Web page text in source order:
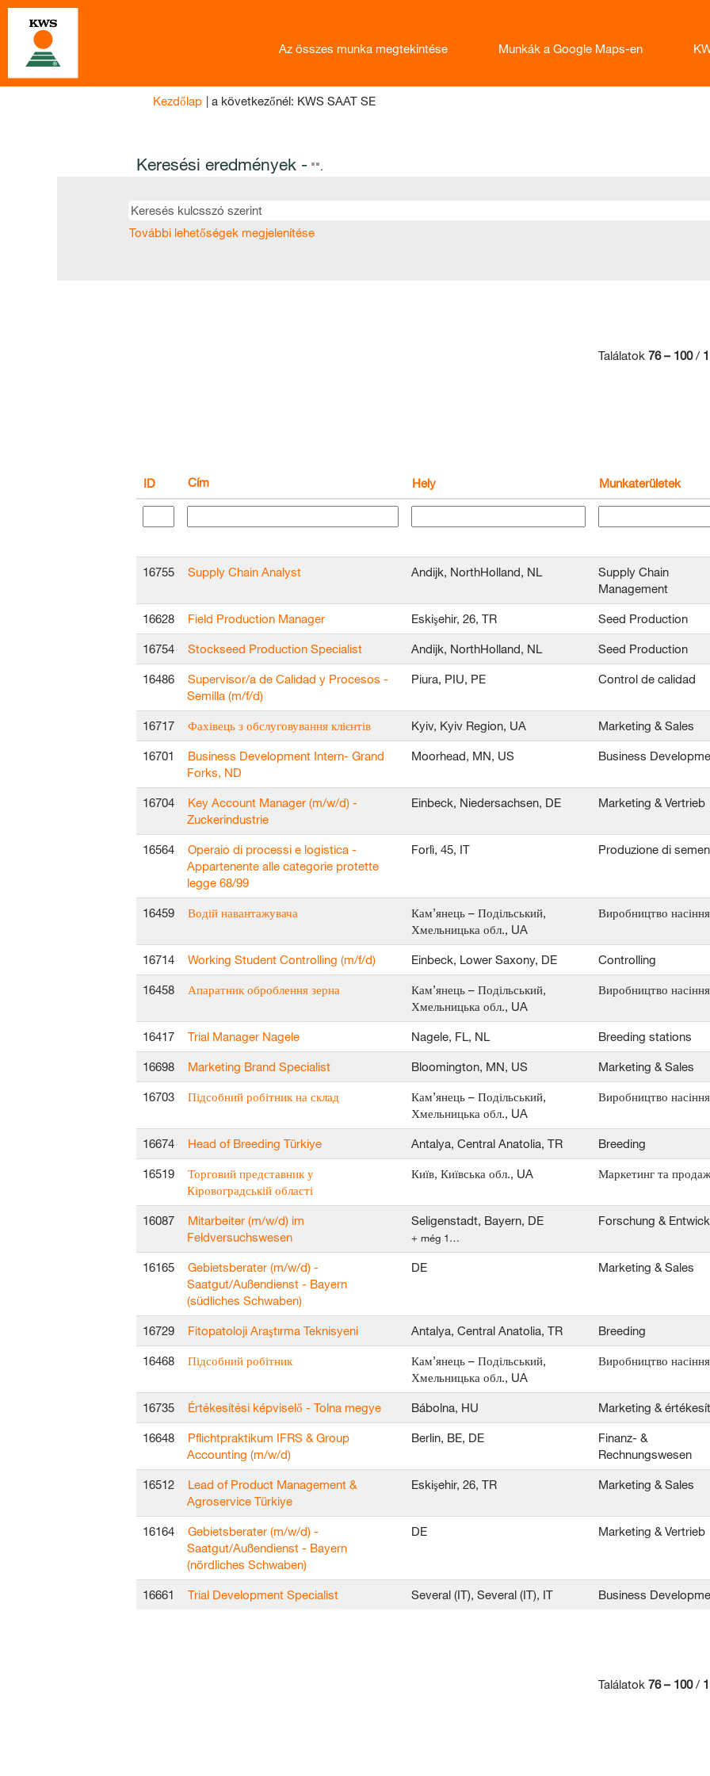
Az összes munka megtekintése Munkák a Google Maps-en
Kezdőlap | a következőnél: KWS SAAT SE(aktuális
Keresési eredmények - "".
További lehetőségek megjelenítése
Találatok 76 – 100/
ID Cím Hely Munkaterületek
16755 Supply Chain Analyst Andijk, NorthHolland, NL
Supply Chain
Management
16628 Field Production Manager Eskişehir, 26, TR Seed Production
16754 Stockseed Production Specialist Andijk, NorthHolland, NL Seed Production
16486
Supervisor/a de Calidad y Procesos -
Semilla (m/f/d)
Piura, PIU, PE Control de calidad
16717 Фахівець з обслуговування клієнтів Kyiv, Kyiv Region, UA Marketing & Sales
16701
Business Development Intern- Grand
Forks, ND
Moorhead, MN, US Business
16704
Key Account Manager (m/w/d) -
Zuckerindustrie
Einbeck, Niedersachsen, DE Marketing & Vertrieb
16564
Operaio di processi e logistica -
Appartenente alle categorie protette
legge 68/99
Forlì, 45, IT Produzione di
16459 Водій навантажувача
Кам’янець – Подільський,
Хмельницька обл., UA
Виробництво насіння
16714 Working Student Controlling (m/f/d) Einbeck, Lower Saxony, DE Controlling
16458 Апаратник оброблення зерна
Кам’янець – Подільський,
Хмельницька обл., UA
Виробництво насіння
16417 Trial Manager Nagele Nagele, FL, NL Breeding stations
16698 Marketing Brand Specialist Bloomington, MN, US Marketing & Sales
16703 Підсобний робітник на склад
Кам’янець – Подільський,
Хмельницька обл., UA
Виробництво насіння
16674 Head of Breeding Türkiye Antalya, Central Anatolia, TR Breeding
16519
Торговий представник у
Кіровоградській області
Київ, Київська обл., UA Маркетинг та
16087
Mitarbeiter (m/w/d) im
Feldversuchswesen
Seligenstadt, Bayern, DE
+ még 1…
Forschung &
16165
Gebietsberater (m/w/d) -
Saatgut/Außendienst - Bayern
(südliches Schwaben)
DE Marketing & Sales
16729 Fitopatoloji Araştırma Teknisyeni Antalya, Central Anatolia, TR Breeding
16468 Підсобний робітник
Кам’янець – Подільський,
Хмельницька обл., UA
Виробництво насіння
16735 Értékesítési képviselő - Tolna megye Bábolna, HU Marketing &
16648
Pflichtpraktikum IFRS & Group
Accounting (m/w/d)
Berlin, BE, DE
Finanz- &
Rechnungswesen
16512
Lead of Product Management &
Agroservice Türkiye
Eskişehir, 26, TR Marketing & Sales
16164
Gebietsberater (m/w/d) -
Saatgut/Außendienst - Bayern
(nördliches Schwaben)
DE Marketing & Vertrieb
16661 Trial Development Specialist Several (IT), Several (IT), IT Business
Találatok 76 – 100/